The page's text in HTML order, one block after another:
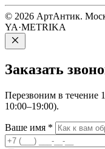
© 2026 АртАнтик.
YA·METRIKA
Заказать
Перезвоним в течение
10:00–19:00).
Ваше имя *